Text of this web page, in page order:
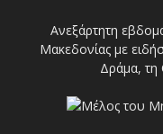
Ανεξάρτητη
Μακεδονίας με
Δράμα, τη